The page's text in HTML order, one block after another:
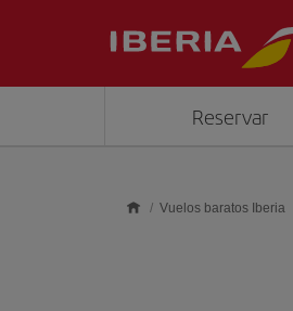
Reservar
Vuelos baratos Iberia